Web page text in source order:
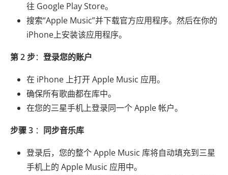
往 Google Play Store。
搜索“Apple Music”并下载官方应用程序。然后在你的
iPhone上安装该应用程序。
第 2 步： 登录您的账户
在 iPhone 上打开 Apple Music 应用。
确保所有歌曲都在库中。
在您的三星手机上登录同一个 Apple 帐户。
步骤 3 ： 同步音乐库
登录后，您的整个 Apple Music 库将自动填充到三星
手机上的 Apple Music 应用中。